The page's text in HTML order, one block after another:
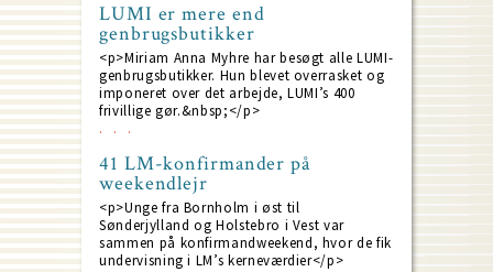
LUMI er mere end
genbrugsbutikker
<p>Miriam Anna Myhre har besøgt alle LUMI-
genbrugsbutikker. Hun blevet overrasket og
imponeret over det arbejde, LUMI’s 400
frivillige gør.&nbsp;</p>
41 LM-konfirmander på
weekendlejr
<p>Unge fra Bornholm i øst til
Sønderjylland og Holstebro i Vest var
sammen på konfirmandweekend, hvor de fik
undervisning i LM’s kerneværdier</p>